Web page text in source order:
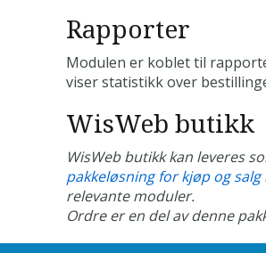
Rapporter
Modulen er koblet til
viser statistikk over
WisWeb butikk
WisWeb butikk kan leveres
pakkeløsning for kjøp og salg
relevante moduler.
Ordre er en del av denne